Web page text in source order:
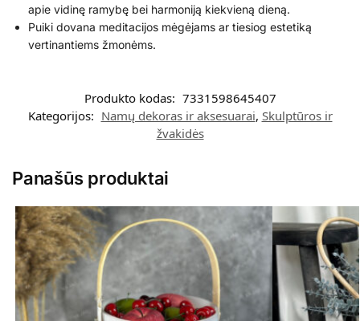
apie vidinę ramybę bei harmoniją kiekvieną dieną.
Puiki dovana meditacijos mėgėjams ar tiesiog estetiką
vertinantiems žmonėms.
Produkto kodas: 7331598645407
Kategorijos: Namų dekoras ir aksesuarai, Skulptūros ir
žvakidės
Panašūs produktai